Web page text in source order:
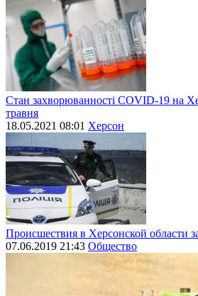
Стан захворюванності СОVID-19 на
травня
18.05.2021 08:01 Херсон
Происшествия в Херсонской области
07.06.2019 21:43 Общество